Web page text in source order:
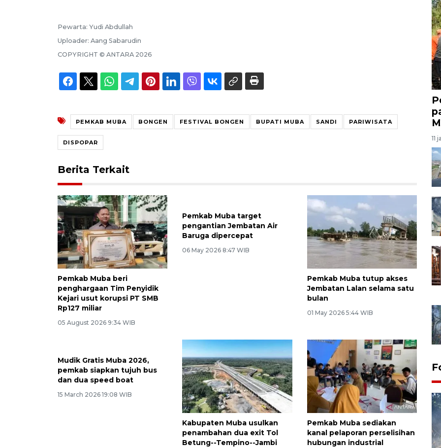
Pewarta: Yudi Abdullah
Uploader: Aang Sabarudin
COPYRIGHT © ANTARA 2026
PEMKAB MUBA BONGEN FESTIVAL BONGEN BUPATI MUBA SANDI PARIWISATA
DISPOPAR
Berita Terkait
Pemkab Muba beri
penghargaan Tim Penyidik
Kejari usut korupsi PT SMB
Rp127 miliar
05 August 2026 9:34 WIB
Pemkab Muba target
pengantian Jembatan Air
Baruga dipercepat
06 May 2026 8:47 WIB
Pemkab Muba tutup akses
Jembatan Lalan selama satu
bulan
01 May 2026 5:44 WIB
Kabupaten Muba usulkan
penambahan dua exit Tol
Betung--Tempino--Jambi
Pemkab Muba sediakan
kanal pelaporan perselisihan
hubungan industrial
11